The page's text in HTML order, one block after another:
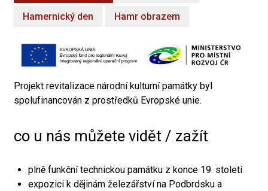
Hamernický den Hamr obrazem
Projekt revitalizace národní kulturní památky byl
spolufinancován z prostředků Evropské unie.
co u nás můžete vidět / zažít
plně funkční technickou památku z konce 19. století
expozici k dějinám železářství na Podbrdsku a